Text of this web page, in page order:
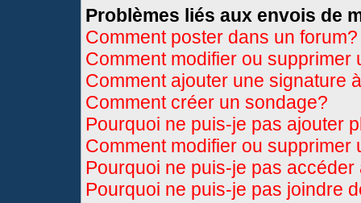
Problèmes liés aux envois de
Comment poster dans un forum?
Comment modifier ou supprimer
Comment ajouter une signature
Comment créer un sondage?
Pourquoi ne puis-je pas ajouter
Comment modifier ou supprimer
Pourquoi ne puis-je pas accéder
Pourquoi ne puis-je pas joindre